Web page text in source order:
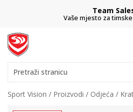
Team
Vaše mjesto za
Pretraži stranicu
Sport Vision Proizvodi Odjeća